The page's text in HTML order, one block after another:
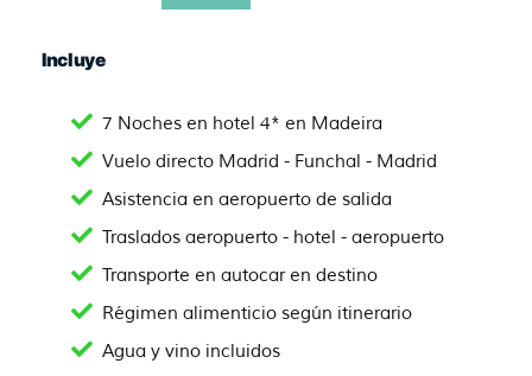
Incluye
7 Noches en hotel 4* en Madeira
Vuelo directo Madrid - Funchal - Madrid
Asistencia en aeropuerto de salida
Traslados aeropuerto - hotel - aeropuerto
Transporte en autocar en destino
Régimen alimenticio según itinerario
Agua y vino incluidos